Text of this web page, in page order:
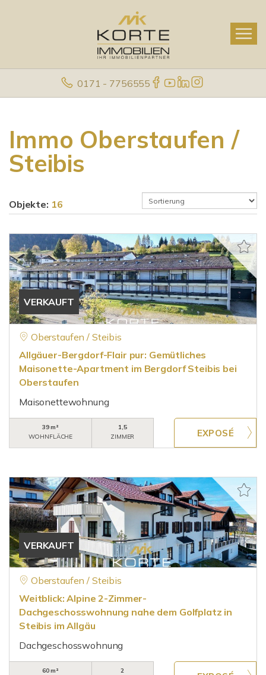
0171 - 7756555
Immo Oberstaufen /
Steibis
Objekte: 16
VERKAUFT
Oberstaufen / Steibis
Allgäuer-Bergdorf-Flair pur: Gemütliches
Maisonette-Apartment im Bergdorf Steibis bei
Oberstaufen
Maisonettewohnung
39 m²
WOHNFLÄCHE
1,5
ZIMMER
VERKAUFT
Oberstaufen / Steibis
Weitblick: Alpine 2-Zimmer-
Dachgeschosswohnung nahe dem Golfplatz in
Steibis im Allgäu
Dachgeschosswohnung
60 m²
2